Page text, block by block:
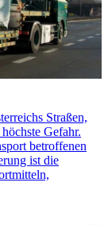
Straßen,
Gefahr.
betroffenen
ist die